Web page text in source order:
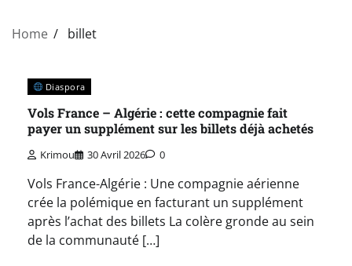
Home billet
Diaspora
Vols France – Algérie : cette compagnie fait
payer un supplément sur les billets déjà achetés
Krimou 30 Avril 2026 0
Vols France-Algérie : Une compagnie aérienne
crée la polémique en facturant un supplément
après l’achat des billets La colère gronde au sein
de la communauté […]